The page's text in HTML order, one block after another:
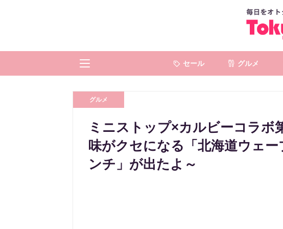
セール グルメ
グルメ
ミニストップ×カルビーコラボ
味がクセになる「北海道ウェ
ンチ」が出たよ～